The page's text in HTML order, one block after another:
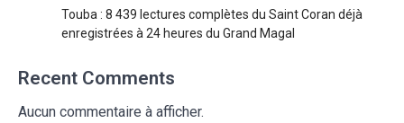
Touba : 8 439 lectures complètes du Saint Coran déjà
enregistrées à 24 heures du Grand Magal
Recent Comments
Aucun commentaire à afficher.